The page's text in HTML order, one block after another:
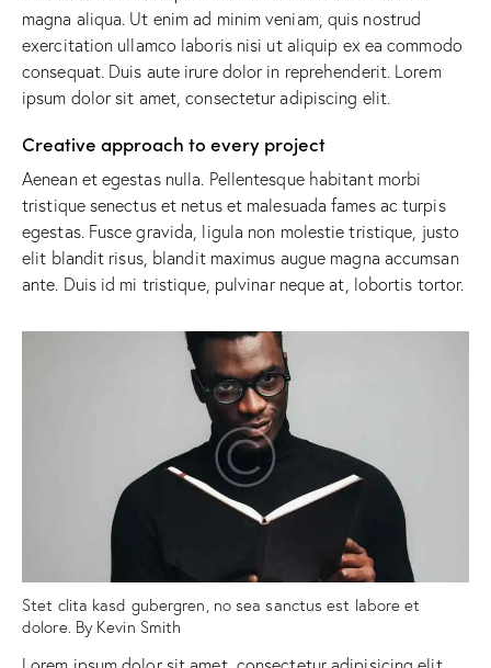
magna aliqua. Ut enim ad minim veniam, quis nostrud
exercitation ullamco laboris nisi ut aliquip ex ea commodo
consequat. Duis aute irure dolor in reprehenderit. Lorem
ipsum dolor sit amet, consectetur adipiscing elit.
Creative approach to every project
Aenean et egestas nulla. Pellentesque habitant morbi
tristique senectus et netus et malesuada fames ac turpis
egestas. Fusce gravida, ligula non molestie tristique, justo
elit blandit risus, blandit maximus augue magna accumsan
ante. Duis id mi tristique, pulvinar neque at, lobortis tortor.
Stet clita kasd gubergren, no sea sanctus est labore et
dolore. By Kevin Smith